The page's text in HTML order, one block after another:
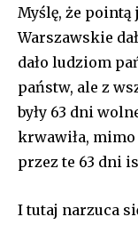
Myślę, że
Warszawskie
dało ludziom
państw, ale z
były 63 dni
krwawiła, mimo
przez te 63 dni
I tutaj narzuca